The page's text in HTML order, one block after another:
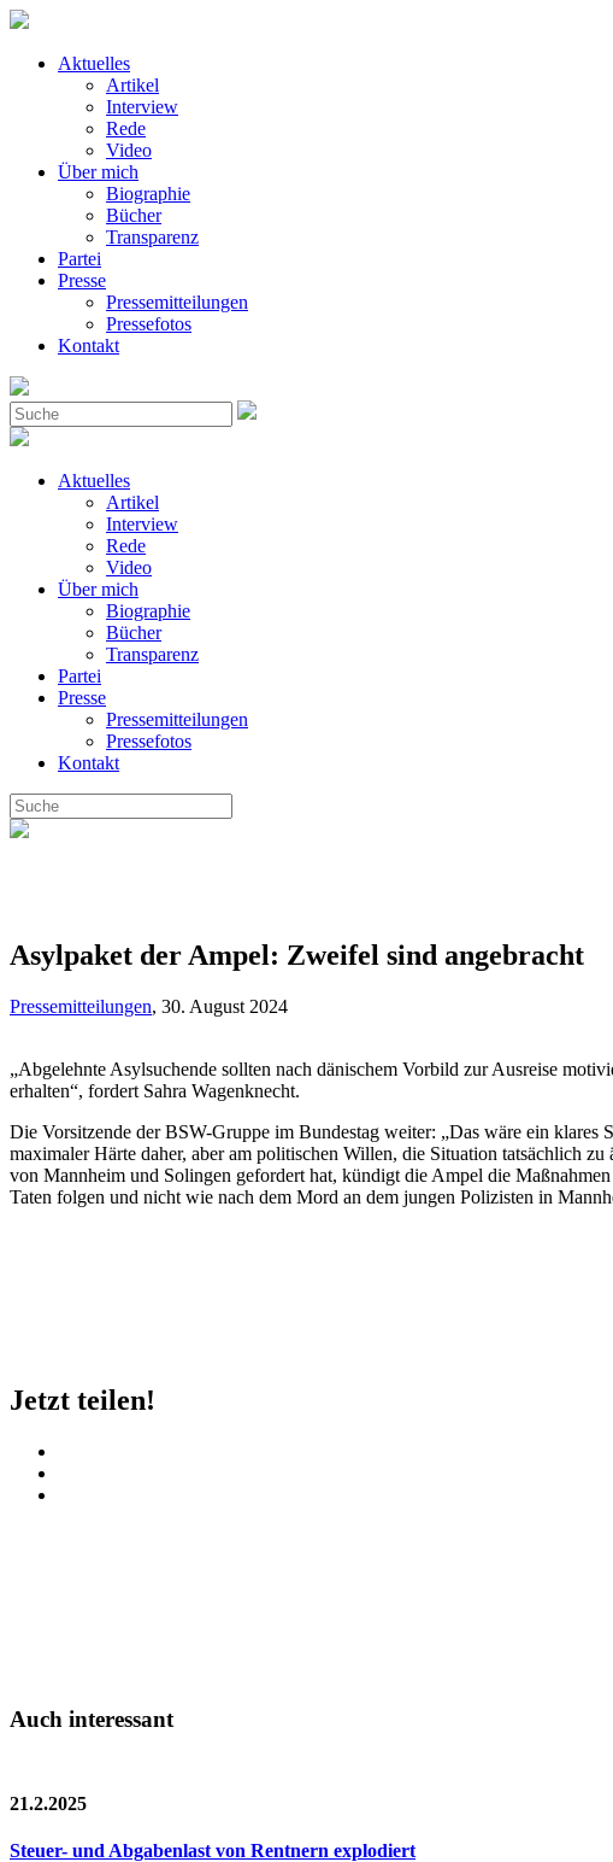
Aktuelles
Artikel
Interview
Rede
Video
Über mich
Biographie
Bücher
Transparenz
Partei
Presse
Pressemitteilungen
Pressefotos
Kontakt
Aktuelles
Artikel
Interview
Rede
Video
Über mich
Biographie
Bücher
Transparenz
Partei
Presse
Pressemitteilungen
Pressefotos
Kontakt
Asylpaket der Ampel: Zweifel sind angebracht
Pressemitteilungen, 30. August 2024
„Abgelehnte Asylsuchende sollten nach dänischem Vorbild zur Ausreise
erhalten“, fordert Sahra Wagenknecht.
Die Vorsitzende der BSW-Gruppe im Bundestag weiter: „Das wäre ein
maximaler Härte daher, aber am politischen Willen, die Situation tatsächlich
von Mannheim und Solingen gefordert hat, kündigt die Ampel die
Taten folgen und nicht wie nach dem Mord an dem jungen Polizisten in
Jetzt teilen!
Auch interessant
21.2.2025
Steuer- und Abgabenlast von Rentnern explodiert